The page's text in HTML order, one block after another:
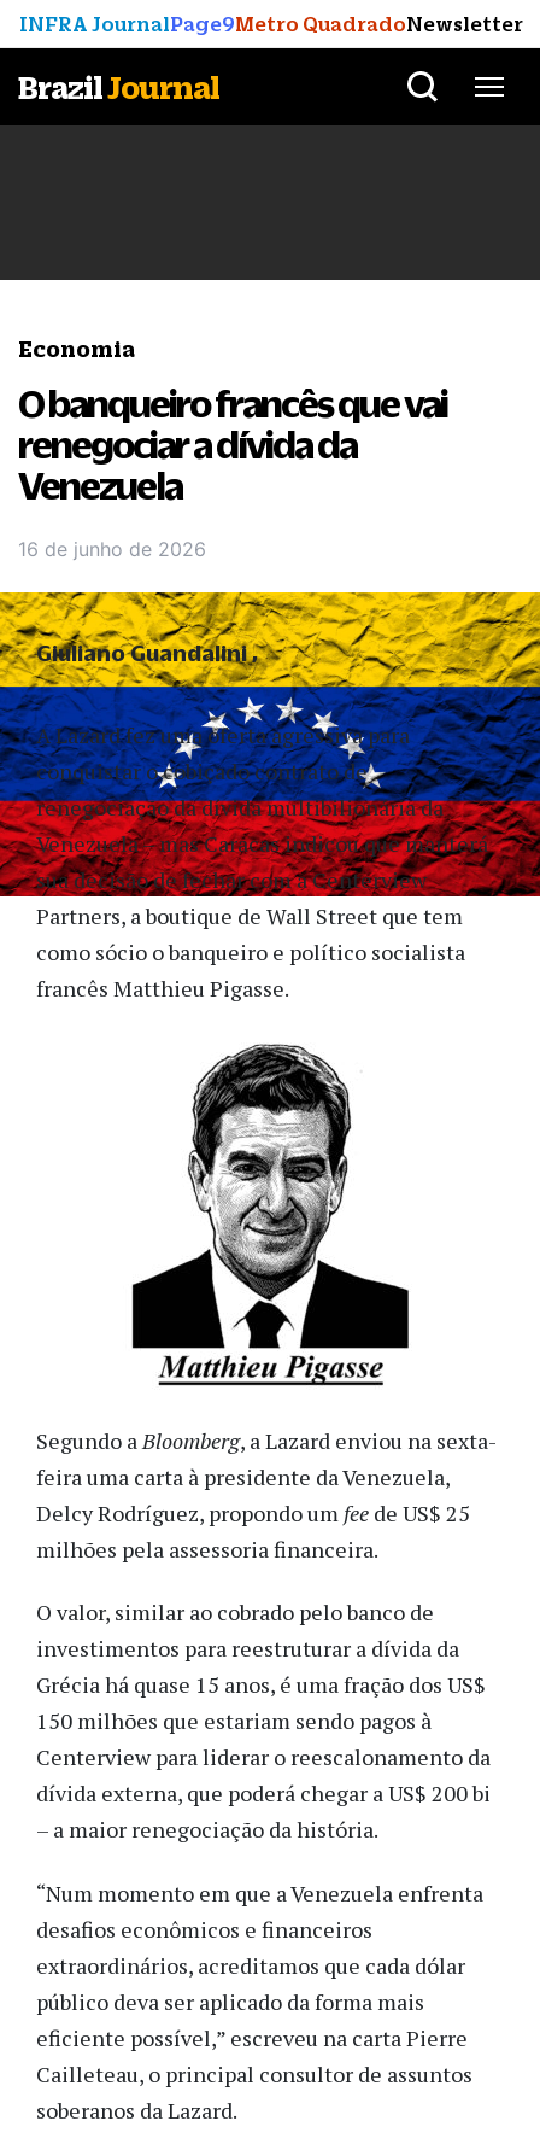
INFRA JournalPage9Metro QuadradoNewsletter
BrazilJournal
Economia
O banqueiro francês que vai
renegociar a dívida da
Venezuela
16 de junho de 2026
A Lazard fez uma oferta agressiva para
conquistar o cobiçado contrato de
renegociação da dívida multibilionária da
Venezuela – mas Caracas indicou que manterá
sua decisão de fechar com a Centerview
Partners, a boutique de Wall Street que tem
como sócio o banqueiro e político socialista
francês Matthieu Pigasse.
Segundo aBloomberg, a Lazard enviou na sexta-
feira uma carta à presidente da Venezuela,
Delcy Rodríguez, propondo um fee de US$ 25
milhões pela assessoria financeira.
O valor, similar ao cobrado pelo banco de
investimentos para reestruturar a dívida da
Grécia há quase 15 anos, é uma fração dos US$
150 milhões que estariam sendo pagos à
Centerview para liderar o reescalonamento da
dívida externa, que poderá chegar a US$ 200 bi
– a maior renegociação da história.
“Num momento em que a Venezuela enfrenta
desafios econômicos e financeiros
extraordinários, acreditamos que cada dólar
público deva ser aplicado da forma mais
eficiente possível,” escreveu na carta Pierre
Cailleteau, o principal consultor de assuntos
soberanos da Lazard.
Giuliano Guandalini